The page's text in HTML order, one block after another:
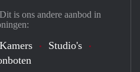
is ons andere aanbod in
Kamers
Studio's